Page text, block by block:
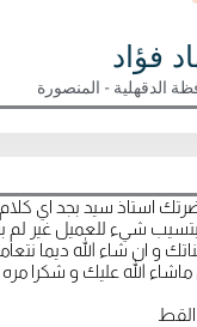
فؤاد
- المنصورة
استاذ سيد بجد اي كلام
شيء للعميل غير لم
و ان شاء الله ديما
الله عليك و شكرا مره